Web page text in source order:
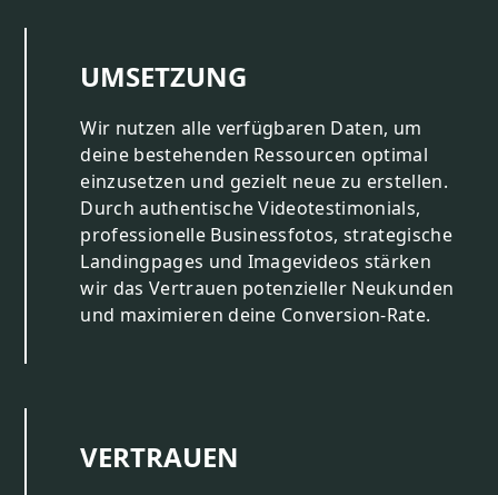
UMSETZUNG
Wir nutzen alle verfügbaren Daten, um
deine bestehenden Ressourcen optimal
einzusetzen und gezielt neue zu erstellen.
Durch authentische Videotestimonials,
professionelle Businessfotos, strategische
Landingpages und Imagevideos stärken
wir das Vertrauen potenzieller Neukunden
und maximieren deine Conversion-Rate.
VERTRAUEN